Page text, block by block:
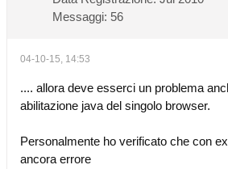
Messaggi: 56
04-10-15, 14:53
.... allora deve esserci un problema
abilitazione java del singolo browser.
Personalmente ho verificato che con
ancora errore